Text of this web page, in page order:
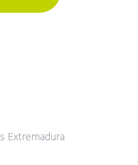
Extremadura